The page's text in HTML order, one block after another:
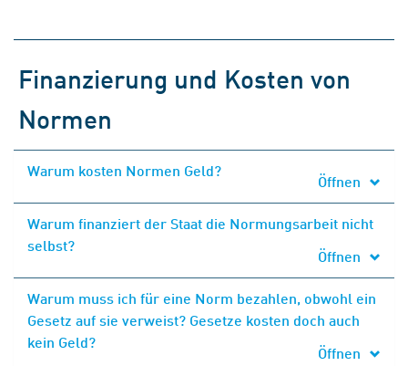
Finanzierung und Kosten von
Normen
Warum kosten Normen Geld?
Öffnen
Warum finanziert der Staat die Normungsarbeit nicht
selbst?
Öffnen
Warum muss ich für eine Norm bezahlen, obwohl ein
Gesetz auf sie verweist? Gesetze kosten doch auch
kein Geld?
Öffnen